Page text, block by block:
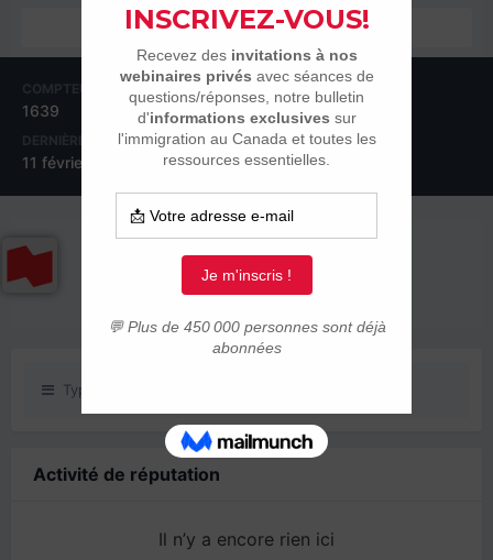
COMPTEUR DE CONTENUS
1639
INSCRIPTION
28 mai 2001
DERNIÈRE VISITE
11 février 2016
RÉPUTATION SUR LA COMMUNAUTÉ
0
Type de contenu
Activité de réputation
Il n’y a encore rien ici